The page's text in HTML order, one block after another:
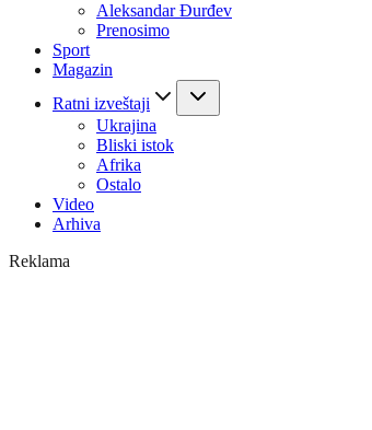
Aleksandar Đurđev
Prenosimo
Sport
Magazin
Ratni izveštaji
Ukrajina
Bliski istok
Afrika
Ostalo
Video
Arhiva
Reklama